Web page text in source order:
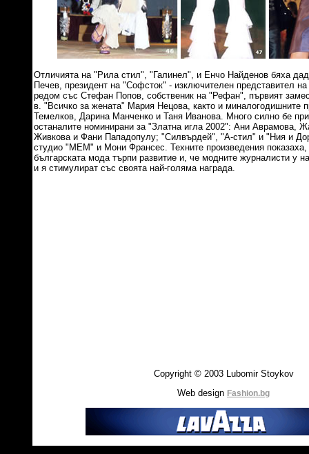
Отличията на "Рила стил", "Галинел", и Енчо Найденов бяха
Печев, президент на "Софсток" - изключителен представител
редом със Стефан Попов, собственик на "Рефан", първият
в. "Всичко за жената" Мария Нецова, както и миналогодишните
Темелков, Дарина Манченко и Таня Иванова. Много силно бе
останалите номинирани за "Златна игла 2002": Ани Аврамова,
Живкова и Фани Пападопулу; "Силвърдей", "А-стил" и "Ния и
студио "МЕМ" и Мони Франсес. Техните произведения показаха,
българската мода търпи развитие и, че модните журналисти у
и я стимулират със своята най-голяма награда.
Copyright © 2003 Lubomir Stoykov
Web design Fashion.bg